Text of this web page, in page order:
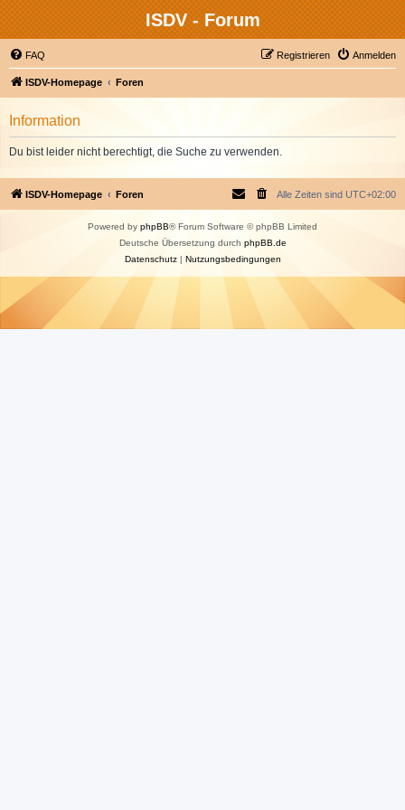
ISDV - Forum
FAQ Anmelden
Registrieren
ISDV-Homepage Foren
Information
Du bist leider nicht berechtigt, die Suche zu verwenden.
ISDV-Homepage Foren Alle Zeiten sind UTC+02:00
Powered by phpBB® Forum Software © phpBB Limited
Deutsche Übersetzung durch phpBB.de
Datenschutz| Nutzungsbedingungen